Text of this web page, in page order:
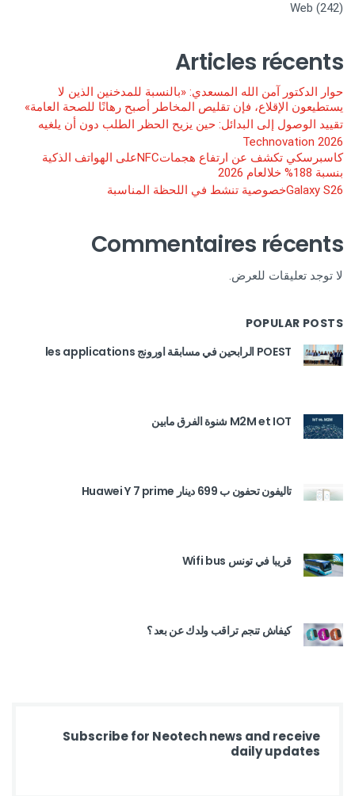
Web (242)
Articles récents
حوار الدكتور آمن الله المسعدي: «بالنسبة للمدخنين الذين لا
يستطيعون الإقلاع، فإن تقليص المخاطر أصبح رهانًا للصحة العامة»
تقييد الوصول إلى البدائل: حين يزيح الحظر الطلب دون أن يلغيه
Technovation 2026
كاسبرسكي تكشف عن ارتفاع هجماتNFCعلى الهواتف الذكية
بنسبة 188% خلالعام 2026
Galaxy S26خصوصية تنشط في اللحظة المناسبة
Commentaires récents
لا توجد تعليقات للعرض.
POPULAR POSTS
POEST الرابحين في مسابقة اورونج les applications
M2M et IOT شنوة الفرق مابين
تاليفون تحفون ب 699 دينار Huawei Y 7 prime
قريبا في تونس Wifi bus
كيفاش تنجم تراقب ولدك عن بعد ؟
Subscribe for Neotech news and receive
daily updates